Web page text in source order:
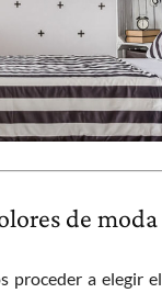
de moda
proceder a elegir